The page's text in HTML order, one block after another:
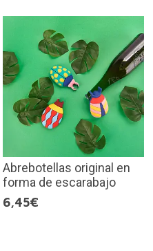
Abrebotellas original en
forma de escarabajo
6,45€